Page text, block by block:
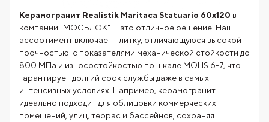
Керамогранит Realistik Maritaca Statuario 60x120 в
компании "МОСБЛОК" — это отличное решение. Наш
ассортимент включает плитку, отличающуюся высокой
прочностью: с показателями механической стойкости до
800 МПа и износостойкостью по шкале MOHS 6-7, что
гарантирует долгий срок службы даже в самых
интенсивных условиях. Например, керамогранит
идеально подходит для облицовки коммерческих
помещений, улиц, террас и бассейнов, сохраняя